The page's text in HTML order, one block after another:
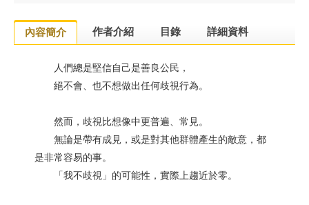
內容簡介 作者介紹 目錄 詳細資料
人們總是堅信自己是善良公民，
絕不會、也不想做出任何歧視行為。
然而，歧視比想像中更普遍、常見。
無論是帶有成見，或是對其他群體產生的敵意，都
是非常容易的事。
「我不歧視」的可能性，實際上趨近於零。